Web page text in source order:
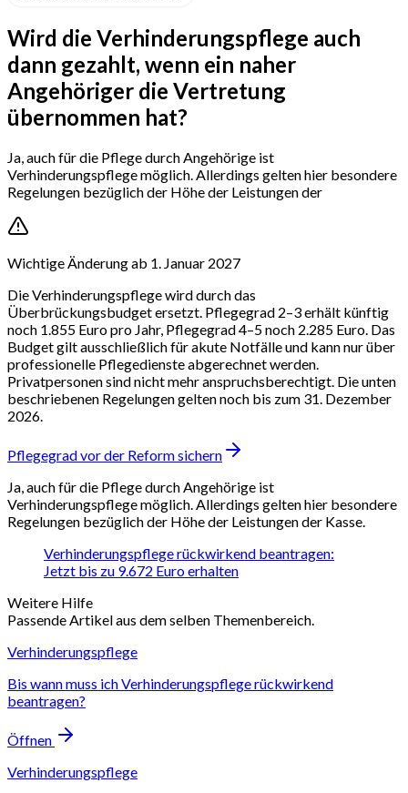
Wird die Verhinderungspflege auch
dann gezahlt, wenn ein naher
Angehöriger die Vertretung
übernommen hat?
Ja, auch für die Pflege durch Angehörige ist
Verhinderungspflege möglich. Allerdings gelten hier besondere
Regelungen bezüglich der Höhe der Leistungen der
Wichtige Änderung ab 1. Januar 2027
Die Verhinderungspflege wird durch das
Überbrückungsbudget ersetzt. Pflegegrad 2–3 erhält künftig
noch 1.855 Euro pro Jahr, Pflegegrad 4–5 noch 2.285 Euro. Das
Budget gilt ausschließlich für akute Notfälle und kann nur über
professionelle Pflegedienste abgerechnet werden.
Privatpersonen sind nicht mehr anspruchsberechtigt. Die unten
beschriebenen Regelungen gelten noch bis zum 31. Dezember
2026.
Pflegegrad vor der Reform sichern
Ja, auch für die Pflege durch Angehörige ist
Verhinderungspflege möglich. Allerdings gelten hier besondere
Regelungen bezüglich der Höhe der Leistungen der Kasse.
Verhinderungspflege rückwirkend beantragen:
Jetzt bis zu 9.672 Euro erhalten
Weitere Hilfe
Passende Artikel aus dem selben Themenbereich.
Verhinderungspflege
Bis wann muss ich Verhinderungspflege rückwirkend
beantragen?
Öffnen
Verhinderungspflege